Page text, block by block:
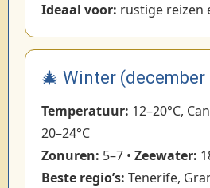
Ideaal voor: rustige reizen
🎄 Winter
Temperatuur: 12–20°C,
20–24°C
Zonuren: 5–7 • Zeewater:
Beste regio’s: Tenerife,